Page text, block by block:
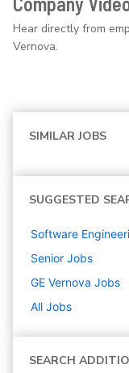
Hear directly from
Vernova.
SIMILAR JOBS
SUGGESTED
Software
Senior Jobs
GE Vernova Jobs
All Jobs
SEARCH